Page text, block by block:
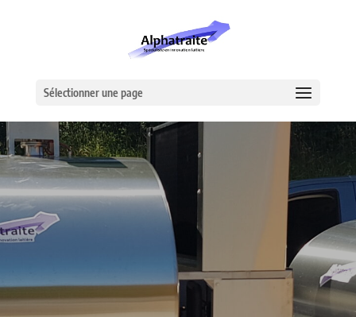
Sélectionner une page